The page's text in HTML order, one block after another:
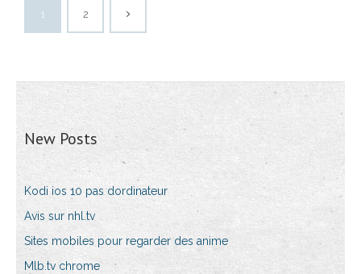
1 2
New Posts
Kodi ios 10 pas dordinateur
Avis sur nhl.tv
Sites mobiles pour regarder des anime
Mlb.tv chrome